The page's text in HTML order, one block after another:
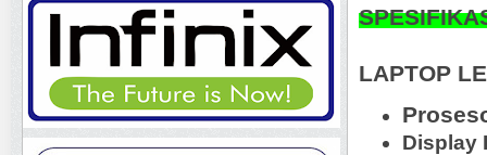
LAPTOP
Display